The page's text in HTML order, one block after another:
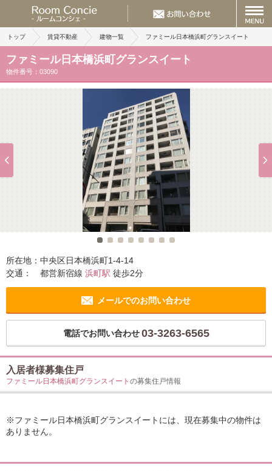
トップ 賃貸不動産 建物一覧 ファミール日本橋浜町グランスイート
ファミール日本橋浜町グランスイート
物件番号：03090
所在地： 中央区日本橋浜町1-4-14
交通：
都営新宿線 浜町駅 徒歩2分
メールでのお問い合わせ
電話でお問い合わせ 03-3263-6565
入居者様募集住戸
ファミール日本橋浜町グランスイート の募集住戸情報
※ファミール日本橋浜町グランスイートには、現在募集中の物件は
ありません。